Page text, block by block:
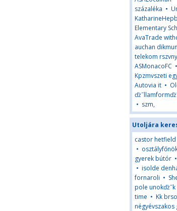
százaléka •
Elementary
AvaTrade
auchan
telekom
ASMonacoFC •
Kpzmvszeti
Autovia it •
• szm,
Utoljára
castor hetfield
•
gyerek bútór •
• isolde
fornaroli •
pole unokďż˝k
time • Kk
négyévszakos